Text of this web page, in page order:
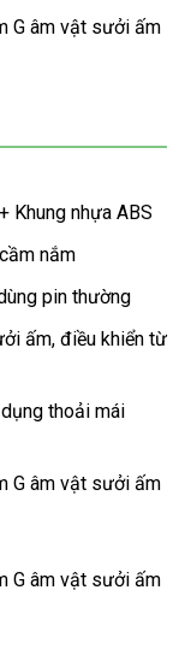
Khung nhựa ABS
nắm
pin thường
ấm, điều khiển từ
thoải mái